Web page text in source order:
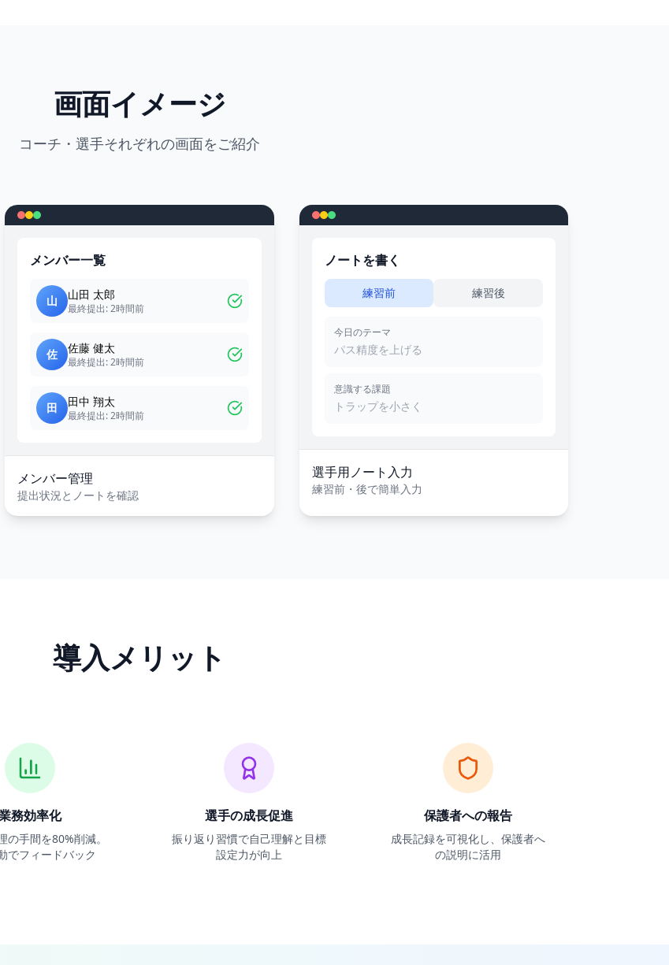
画面イメージ
コーチ・選手それぞれの画面をご紹介
メンバー一覧
山 山田 太郎
最終提出: 2時間前
佐 佐藤 健太
最終提出: 2時間前
田 田中 翔太
最終提出: 2時間前
メンバー管理
提出状況とノートを確認
ノートを書く
練習前 練習後
今日のテーマ
パス精度を上げる
意識する課題
トラップを小さく
選手用ノート入力
練習前・後で簡単入力
導入メリット
務効率化
の手間を80%削減。
でフィードバック
選手の成長促進
振り返り習慣で自己理解と目標
設定力が向上
保護者への報告
成長記録を可視化し、保護者へ
の説明に活用